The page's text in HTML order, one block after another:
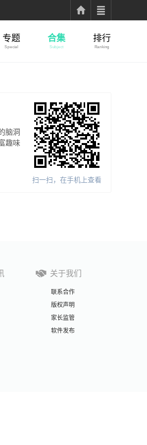
专题
Special
合集
Subject
排行
Ranking
脑洞
趣味
扫一扫，在手机上查看
关于我们
联系合作
版权声明
家长监管
软件发布